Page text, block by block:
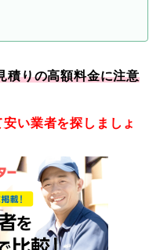
積りの高額料金に注意
い業者を探しましょ